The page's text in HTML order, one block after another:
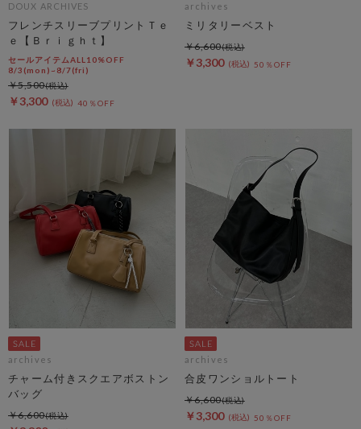
DOUX ARCHIVES
フレンチスリーブプリントＴｅ
ｅ【Ｂｒｉｇｈｔ】
セールアイテムALL10%OFF
8/3(mon)~8/7(fri)
￥3,300 40％OFF
￥5,500
archives
ミリタリーベスト
￥3,300 50％OFF
￥6,600
archives
チャーム付きスクエアボストン
バッグ
￥6,600
archives
合皮ワンショルトート
￥3,300 50％OFF
￥6,600